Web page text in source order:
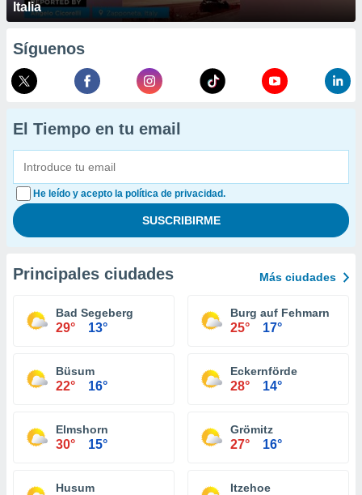
Italia
Síguenos
El Tiempo en tu email
He leído y acepto la política de privacidad.
Principales ciudades Más ciudades
Bad Segeberg
29° 13°
Burg auf Fehmarn
25° 17°
Büsum
22° 16°
Eckernförde
28° 14°
Elmshorn
30° 15°
Grömitz
27° 16°
Husum Itzehoe